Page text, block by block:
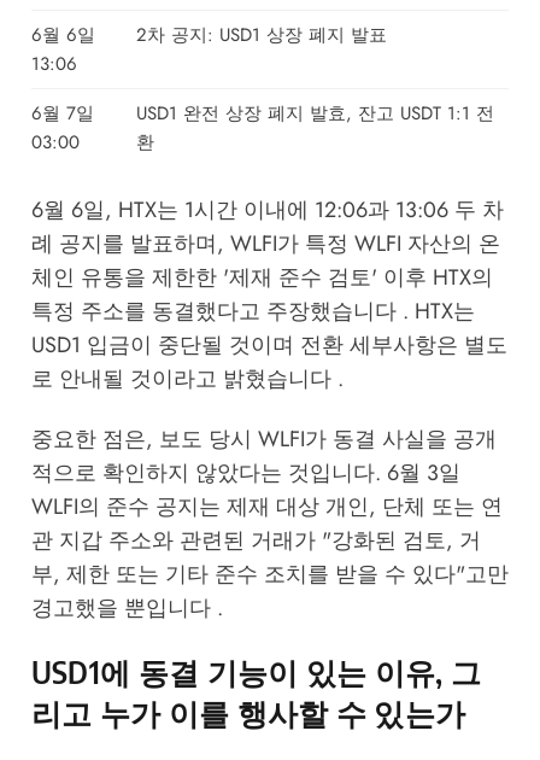
6월 6일
13:06
2차 공지: USD1 상장 폐지 발표
6월 7일
03:00
USD1 완전 상장 폐지 발효, 잔고 USDT 1:1 전
환
6월 6일, HTX는 1시간 이내에 12:06과 13:06 두 차
례 공지를 발표하며, WLFI가 특정 WLFI 자산의 온
체인 유통을 제한한 '제재 준수 검토' 이후 HTX의
특정 주소를 동결했다고 주장했습니다 . HTX는
USD1 입금이 중단될 것이며 전환 세부사항은 별도
로 안내될 것이라고 밝혔습니다 .
중요한 점은, 보도 당시 WLFI가 동결 사실을 공개
적으로 확인하지 않았다는 것입니다. 6월 3일
WLFI의 준수 공지는 제재 대상 개인, 단체 또는 연
관 지갑 주소와 관련된 거래가 "강화된 검토, 거
부, 제한 또는 기타 준수 조치를 받을 수 있다"고만
경고했을 뿐입니다 .
USD1에 동결 기능이 있는 이유, 그
리고 누가 이를 행사할 수 있는가